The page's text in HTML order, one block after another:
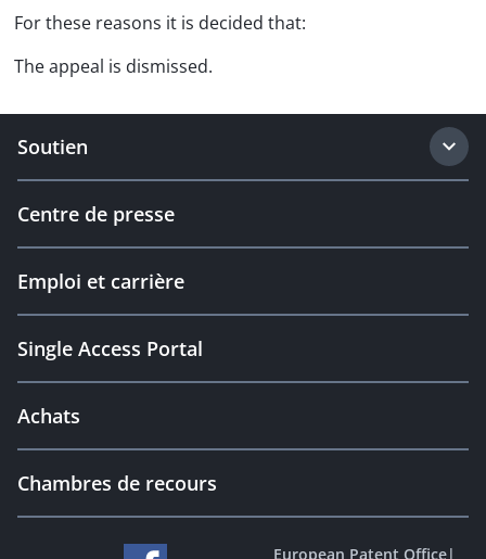
For these reasons it is decided that:
The appeal is dismissed.
Soutien
Centre de presse
Emploi et carrière
Single Access Portal
Achats
Chambres de recours
European Patent Office|